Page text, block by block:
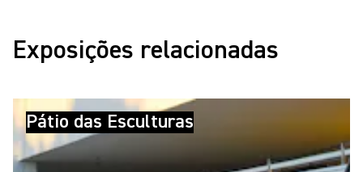
Exposições relacionadas
Pátio das Esculturas